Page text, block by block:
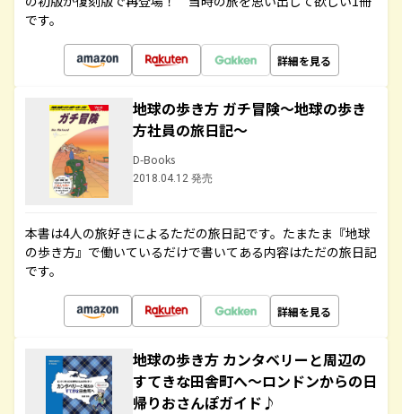
です。
詳細を見る
地球の歩き方 ガチ冒険～地球の歩き
方社員の旅日記～
D-Books
2018.04.12 発売
本書は4人の旅好きによるただの旅日記です。たまたま『地球
の歩き方』で働いているだけで書いてある内容はただの旅日記
です。
詳細を見る
地球の歩き方 カンタベリーと周辺の
すてきな田舎町へ～ロンドンからの日
帰りおさんぽガイド♪